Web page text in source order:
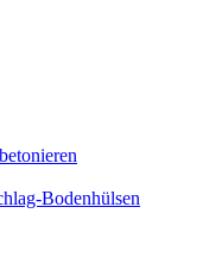
Bodenhülsen